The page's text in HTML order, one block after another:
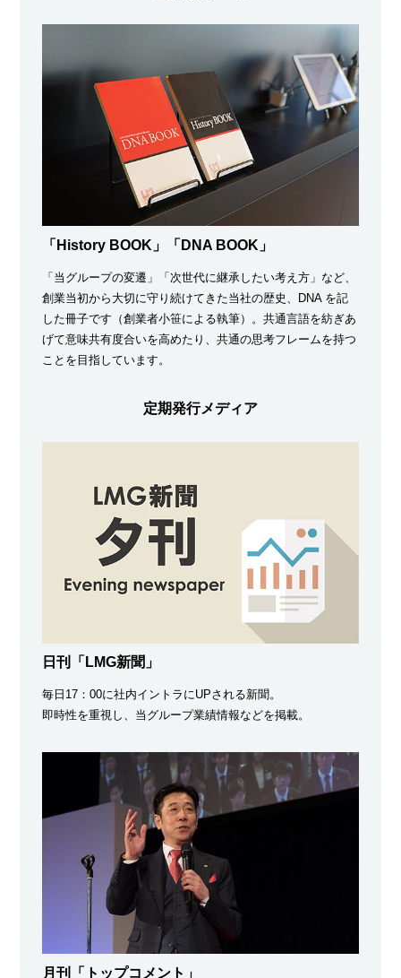
「History BOOK」「DNA BOOK」
「当グループの変遷」「次世代に継承したい考え方」など、
創業当初から大切に守り続けてきた当社の歴史、DNA を記
した冊子です（創業者小笹による執筆）。共通言語を紡ぎあ
げて意味共有度合いを高めたり、共通の思考フレームを持つ
ことを目指しています。
定期発行メディア
日刊「LMG新聞」
毎日17：00に社内イントラにUPされる新聞。
即時性を重視し、当グループ業績情報などを掲載。
月刊「トップコメント」